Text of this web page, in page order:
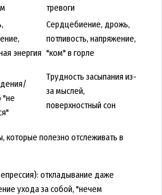
тревоги
энергия
Сердцебиение, дрожь,
потливость, напряжение,
"ком" в горле
"не
Трудность засыпания из-
за мыслей,
поверхностный сон
которые полезно отслеживать в
откладывание даже
ухода за собой, "нечем